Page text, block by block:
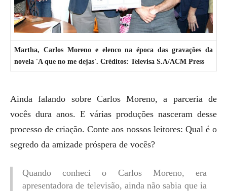
Martha, Carlos Moreno e elenco na época das gravações da
novela 'A que no me dejas'. Créditos: Televisa S.A/ACM Press
Ainda falando sobre Carlos Moreno, a parceria de
vocês dura anos. E várias produções nasceram desse
processo de criação. Conte aos nossos leitores: Qual é o
segredo da amizade próspera de vocês?
Quando conheci o Carlos Moreno, era
apresentadora de televisão, ainda não sabia que ia